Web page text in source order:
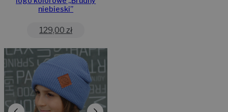
niebieski”
129,00 zł